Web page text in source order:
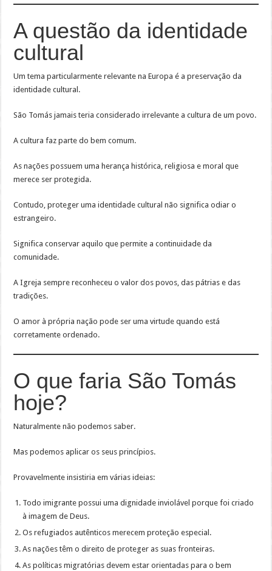
A questão da identidade
cultural
Um tema particularmente relevante na Europa é a preservação da
identidade cultural.
São Tomás jamais teria considerado irrelevante a cultura de um povo.
A cultura faz parte do bem comum.
As nações possuem uma herança histórica, religiosa e moral que
merece ser protegida.
Contudo, proteger uma identidade cultural não significa odiar o
estrangeiro.
Significa conservar aquilo que permite a continuidade da
comunidade.
A Igreja sempre reconheceu o valor dos povos, das pátrias e das
tradições.
O amor à própria nação pode ser uma virtude quando está
corretamente ordenado.
O que faria São Tomás
hoje?
Naturalmente não podemos saber.
Mas podemos aplicar os seus princípios.
Provavelmente insistiria em várias ideias:
Todo imigrante possui uma dignidade inviolável porque foi criado
à imagem de Deus.
Os refugiados autênticos merecem proteção especial.
As nações têm o direito de proteger as suas fronteiras.
As políticas migratórias devem estar orientadas para o bem